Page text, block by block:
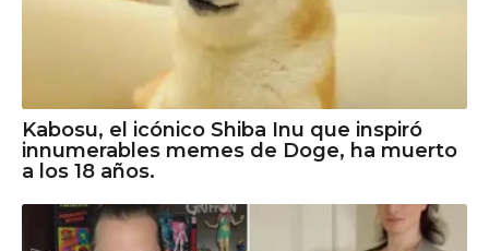
Kabosu, el icónico Shiba Inu que inspiró
innumerables memes de Doge, ha muerto
a los 18 años.